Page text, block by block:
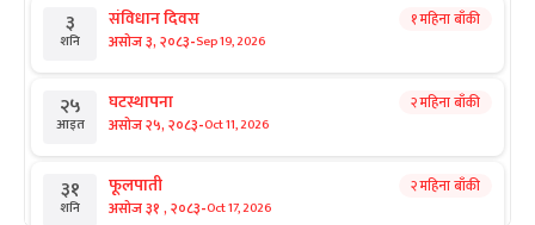
३
शनि
संविधान दिवस
असोज ३, २०८३-Sep 19, 2026
१ महिना बाँकी
२५
आइत
घटस्थापना
असोज २५, २०८३-Oct 11, 2026
२ महिना बाँकी
३१
शनि
फूलपाती
असोज ३१ , २०८३-Oct 17, 2026
२ महिना बाँकी